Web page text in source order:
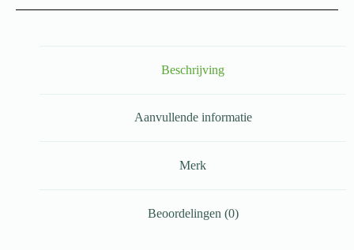
Beschrijving
Aanvullende informatie
Merk
Beoordelingen (0)